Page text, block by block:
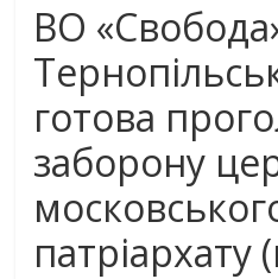
ВО
готова
заборону
патріархату